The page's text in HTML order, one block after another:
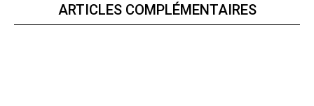
ARTICLES COMPLÉMENTAIRES